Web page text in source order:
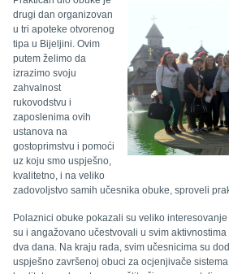
drugi dan organizovan
u tri apoteke otvorenog
tipa u Bijeljini. Ovim
putem želimo da
izrazimo svoju
zahvalnost
rukovodstvu i
zaposlenima ovih
ustanova na
gostoprimstvu i pomoći
uz koju smo uspješno,
kvalitetno, i na veliko
zadovoljstvo samih učesnika obuke, sproveli
Polaznici obuke pokazali su veliko
su i angažovano učestvovali u svim
dva dana. Na kraju rada, svim učesnicima su
uspješno završenoj obuci za ocjenjivače